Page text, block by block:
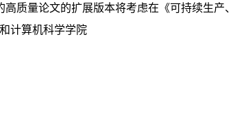
质量论文的扩展版本将考虑在《可持续生
计算机科学学院